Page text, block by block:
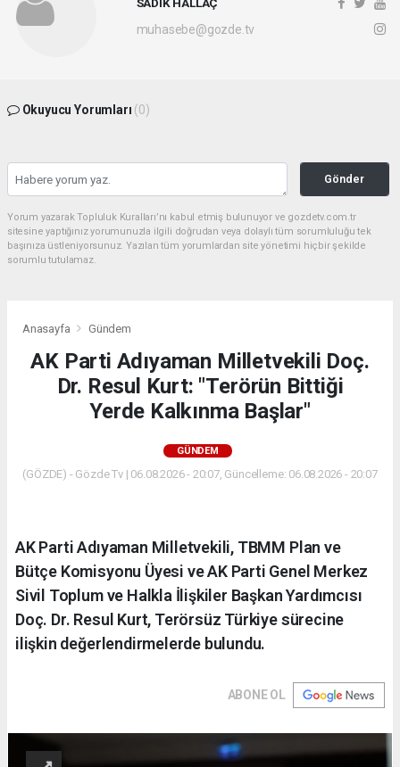
SADIK HALLAÇ
muhasebe@gozde.tv
Okuyucu Yorumları (0)
Gönder
Yorum yazarak Topluluk Kuralları’nı kabul etmiş bulunuyor ve gozdetv.com.tr
sitesine yaptığınız yorumunuzla ilgili doğrudan veya dolaylı tüm sorumluluğu tek
başınıza üstleniyorsunuz. Yazılan tüm yorumlardan site yönetimi hiçbir şekilde
sorumlu tutulamaz.
Anasayfa Gündem
AK Parti Adıyaman Milletvekili Doç.
Dr. Resul Kurt: "Terörün Bittiği
Yerde Kalkınma Başlar"
GÜNDEM
(GÖZDE) - Gözde Tv | 06.08.2026 - 20:07, Güncelleme: 06.08.2026 - 20:07
AK Parti Adıyaman Milletvekili, TBMM Plan ve
Bütçe Komisyonu Üyesi ve AK Parti Genel Merkez
Sivil Toplum ve Halkla İlişkiler Başkan Yardımcısı
Doç. Dr. Resul Kurt, Terörsüz Türkiye sürecine
ilişkin değerlendirmelerde bulundu.
ABONE OL